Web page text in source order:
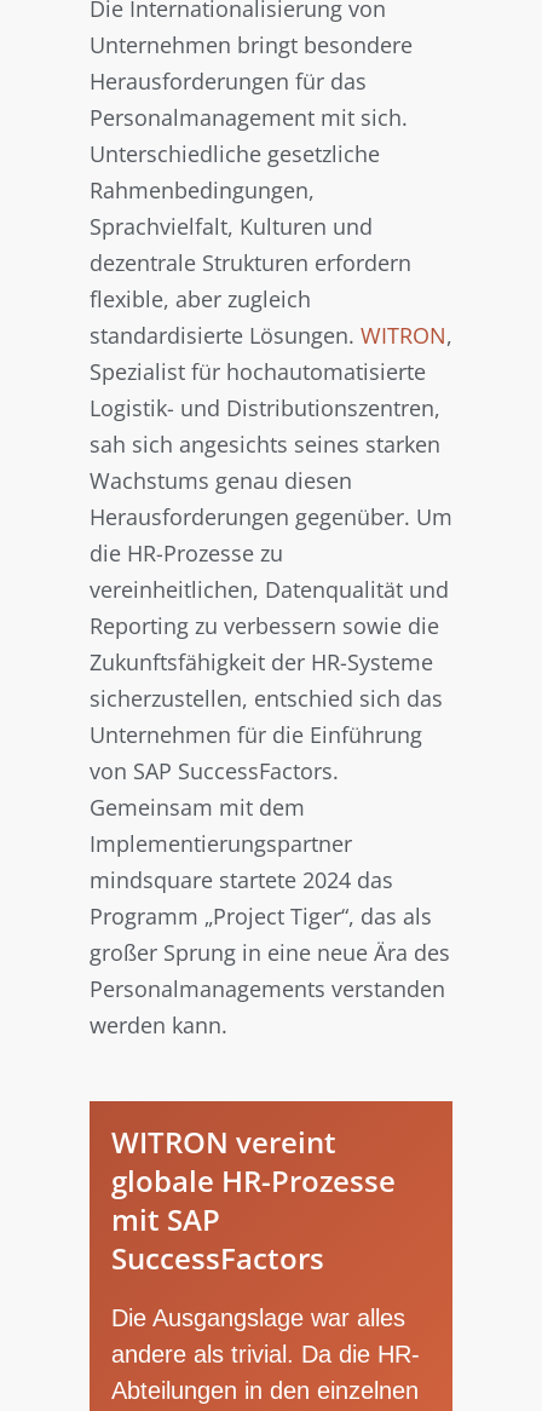
Die Internationalisierung von
Unternehmen bringt besondere
Herausforderungen für das
Personalmanagement mit sich.
Unterschiedliche gesetzliche
Rahmenbedingungen,
Sprachvielfalt, Kulturen und
dezentrale Strukturen erfordern
flexible, aber zugleich
standardisierte Lösungen. WITRON,
Spezialist für hochautomatisierte
Logistik- und Distributionszentren,
sah sich angesichts seines starken
Wachstums genau diesen
Herausforderungen gegenüber. Um
die HR-Prozesse zu
vereinheitlichen, Datenqualität und
Reporting zu verbessern sowie die
Zukunftsfähigkeit der HR-Systeme
sicherzustellen, entschied sich das
Unternehmen für die Einführung
von SAP SuccessFactors.
Gemeinsam mit dem
Implementierungspartner
mindsquare startete 2024 das
Programm „Project Tiger“, das als
großer Sprung in eine neue Ära des
Personalmanagements verstanden
werden kann.
WITRON vereint
globale HR-Prozesse
mit SAP
SuccessFactors
Die Ausgangslage war alles
andere als trivial. Da die HR-
Abteilungen in den einzelnen